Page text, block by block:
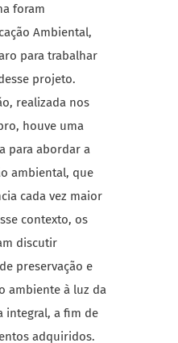
foram
Ambiental,
para trabalhar
projeto.
realizada nos
houve uma
para abordar a
ambiental, que
cada vez maior
contexto, os
discutir
preservação e
ambiente à luz da
integral, a fim de
adquiridos.